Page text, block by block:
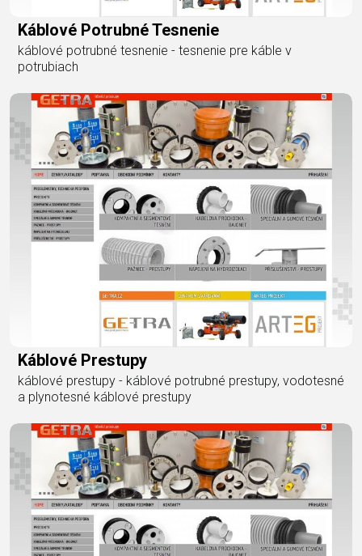
Káblové Potrubné Tesnenie
káblové potrubné tesnenie - tesnenie pre káble v
potrubiach
Káblové Prestupy
káblové prestupy - káblové potrubné prestupy, vodotesné
a plynotesné káblové prestupy